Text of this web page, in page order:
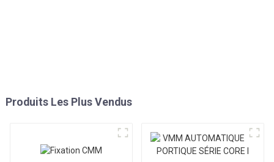
Produits Les Plus Vendus